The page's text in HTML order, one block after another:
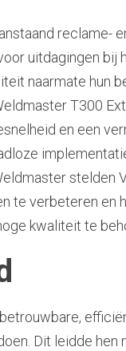
reclame-
uitdagingen bij
naarmate hun
T300
en een
stelden
te verbeteren en
kwaliteit te
Dit leidde hen